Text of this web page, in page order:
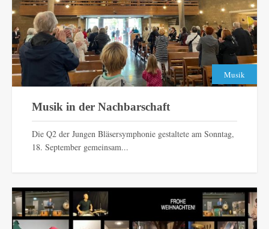
Musik
Musik in der Nachbarschaft
Die Q2 der Jungen Bläsersymphonie gestaltete am Sonntag,
18. September gemeinsam...